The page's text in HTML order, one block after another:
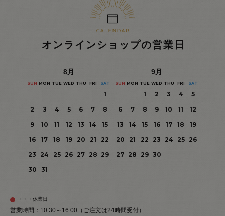
オンラインショップの営業日
8月
SUN MON TUE WED THU FRI SAT
1
2
3 4 5 6 7
8
9
10 11 12 13 14
15
16
17 18 19 20 21
22
23
24 25 26 27 28 29
30
31
9月
SUN MON TUE WED THU FRI SAT
1 2 3 4
5
6
7 8 9 10 11
12
13
14 15 16 17 18
19
20
21 22 23 24 25
26
27 28 29 30
・・・休業日
営業時間：10:30～16:00（ご注文は24時間受付）